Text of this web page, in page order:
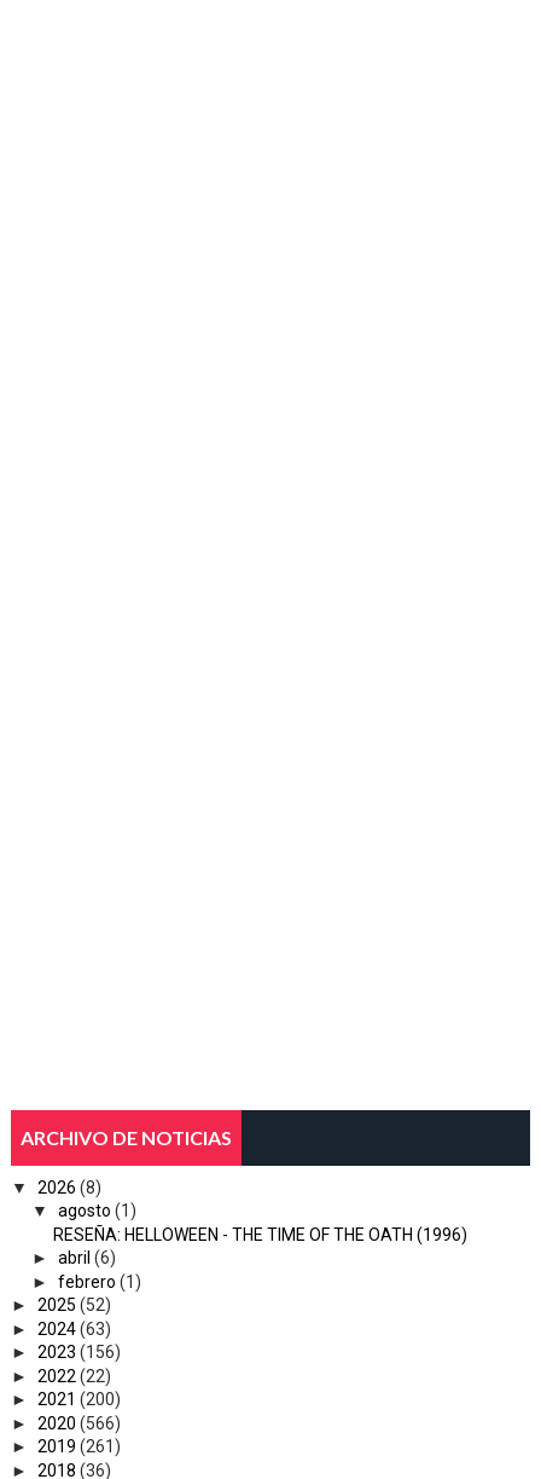
ARCHIVO DE NOTICIAS
▼ 2026 (8)
▼
agosto (1)
RESEÑA: HELLOWEEN - THE TIME OF THE OATH (1996)
► abril (6)
► febrero (1)
► 2025 (52)
► 2024(63)
► 2023 (156)
► 2022 (22)
► 2021 (200)
► 2020 (566)
► 2019 (261)
► 2018 (36)